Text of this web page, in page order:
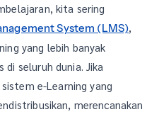
kita sering
System (LMS),
yang lebih banyak
di seluruh dunia. Jika
e-Learning yang
merencanakan